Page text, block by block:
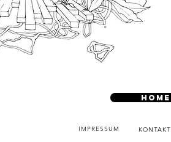
HOME
IMPRESSUM KONTAKT